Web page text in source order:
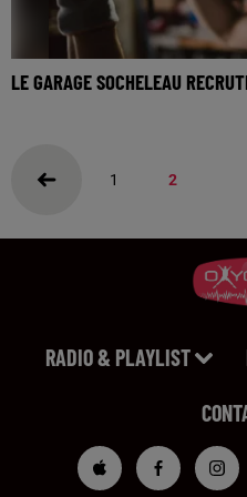
LE GARAGE SOCHELEAU
1 2
RADIO & PLAYLIST